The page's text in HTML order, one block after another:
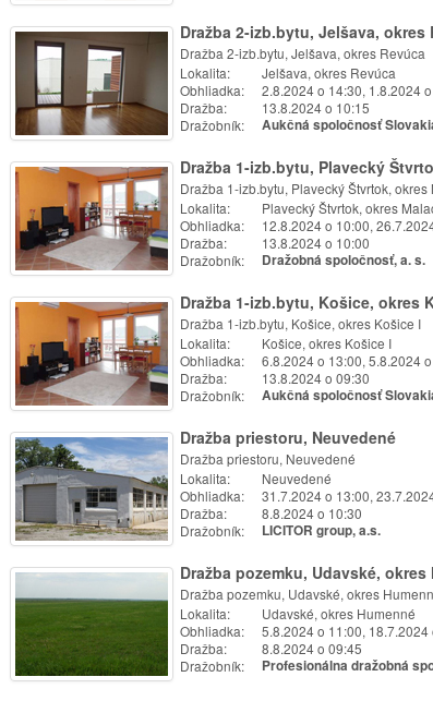
Dražba 2-izb.bytu, Jelšava, okres
Dražba 2-izb.bytu, Jelšava, okres Revúca
Lokalita:
Jelšava, okres Revúca
Obhliadka:
2.8.2024 o 14:30, 1.8.2024
Dražba:
13.8.2024 o 10:15
Dražobník:
Aukčná spoločnosť
Dražba 1-izb.bytu, Plavecký
Dražba 1-izb.bytu, Plavecký Štvrtok, okres
Lokalita:
Plavecký Štvrtok, okres
Obhliadka:
12.8.2024 o 10:00,
Dražba:
13.8.2024 o 10:00
Dražobník:
Dražobná spoločnosť, a. s.
Dražba 1-izb.bytu, Košice, okres
Dražba 1-izb.bytu, Košice, okres Košice I
Lokalita:
Košice, okres Košice I
Obhliadka:
6.8.2024 o 13:00, 5.8.2024
Dražba:
13.8.2024 o 09:30
Dražobník:
Aukčná spoločnosť
Dražba priestoru, Neuvedené
Dražba priestoru, Neuvedené
Lokalita:
Neuvedené
Obhliadka:
31.7.2024 o 13:00,
Dražba:
8.8.2024 o 10:30
Dražobník:
LICITOR group, a.s.
Dražba pozemku, Udavské, okres
Dražba pozemku, Udavské, okres
Lokalita:
Udavské, okres Humenné
Obhliadka:
5.8.2024 o 11:00, 18.7.2024
Dražba:
8.8.2024 o 09:45
Dražobník:
Profesionálna dražobná